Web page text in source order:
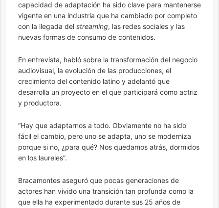
capacidad de adaptación ha sido clave para mantenerse
vigente en una industria que ha cambiado por completo
con la llegada del streaming, las redes sociales y las
nuevas formas de consumo de contenidos.
En entrevista, habló sobre la transformación del negocio
audiovisual, la evolución de las producciones, el
crecimiento del contenido latino y adelantó que
desarrolla un proyecto en el que participará como actriz
y productora.
“Hay que adaptarnos a todo. Obviamente no ha sido
fácil el cambio, pero uno se adapta, uno se moderniza
porque si no, ¿para qué? Nos quedamos atrás, dormidos
en los laureles”.
Bracamontes aseguró que pocas generaciones de
actores han vivido una transición tan profunda como la
que ella ha experimentado durante sus 25 años de